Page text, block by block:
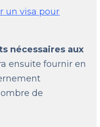
un visa pour
nécessaires aux
ensuite fournir en
de